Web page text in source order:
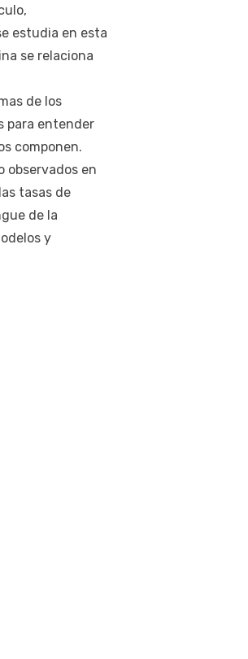
estudia en esta
se relaciona
de los
para entender
componen.
observados en
tasas de
de la
y